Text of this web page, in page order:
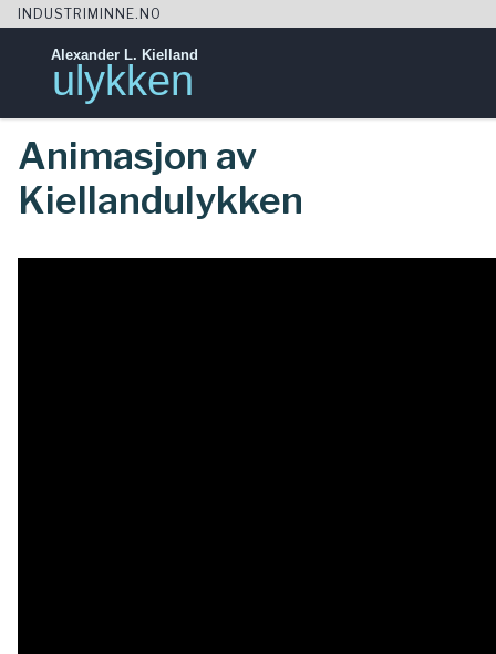
Skip
content
INDUSTRIMINNE.NO
Alexander L. Kielland
ulykken
Animasjon av
Kiellandulykken